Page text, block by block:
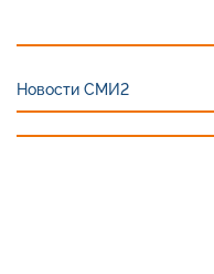
Новости СМИ2